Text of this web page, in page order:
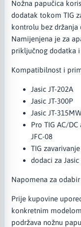
Nožna papučica
dodatak tokom TIG
kontrolu bez držanja
Namijenjena je za
priključnog dodatka i
Kompatibilnost i
Jasic JT-202A
Jasic JT-300P
Jasic JT-
Pro TIG AC/
JFC-08
TIG zavarivanje
dodaci za
Napomena za odabir
Prije kupovine
konkretnim
podržava nožnu